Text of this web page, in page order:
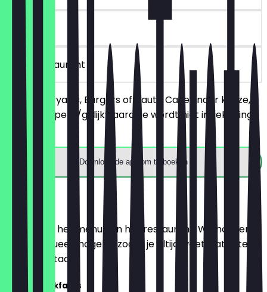
90 dagen
in het restaurant
Bestel 2 Biryanis, Burgers of Haute Cakes naar keuze,
de goedkopere/gelijkwaardige wordt niet in rekening
gebracht.
Download de app om te boeken
Menu
Hier vind je het menu van het restaurant. We houden
het zo actueel mogelijk, zodat je altijd weet wat je te
wachten staat.
Haute Breakfasts